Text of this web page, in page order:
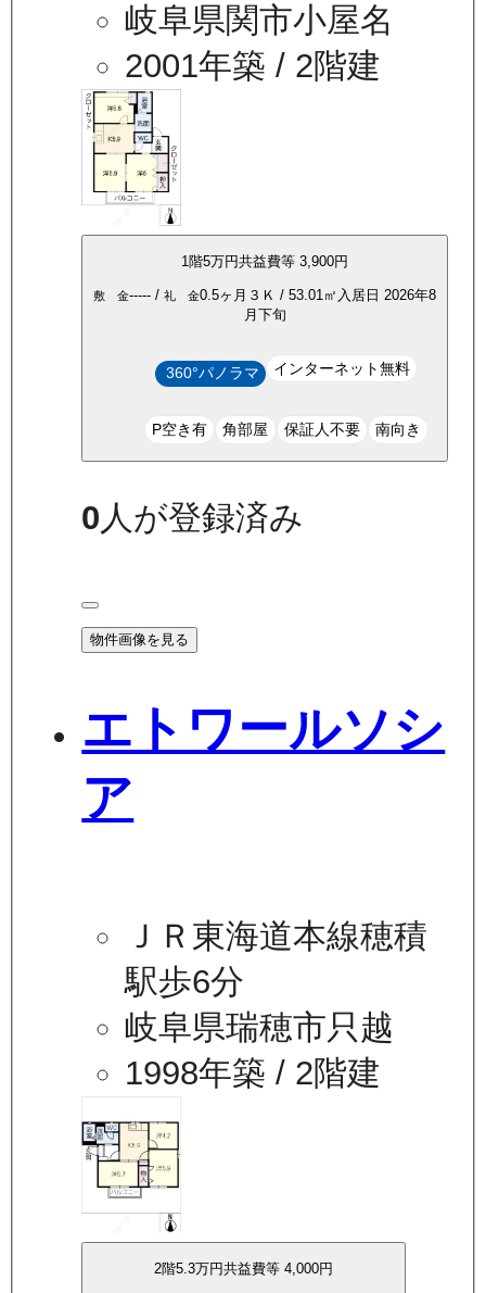
岐阜県関市小屋名
2001年築 / 2階建
1 階5万円共益費等 3,900円
敷 金----- / 礼 金0.5ヶ月 ３Ｋ / 53.01㎡ 入居日 2026年8
月下旬
360°パノラマ インターネット無料
P空き有 角部屋 保証人不要 南向き
0人が登録済み
物件画像を見る
エトワールソシ
ア
ＪＲ東海道本線穂積
駅歩6分
岐阜県瑞穂市只越
1998年築 / 2階建
2階5.3万円共益費等4,000円